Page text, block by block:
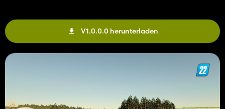
V1.0.0.0 herunterladen